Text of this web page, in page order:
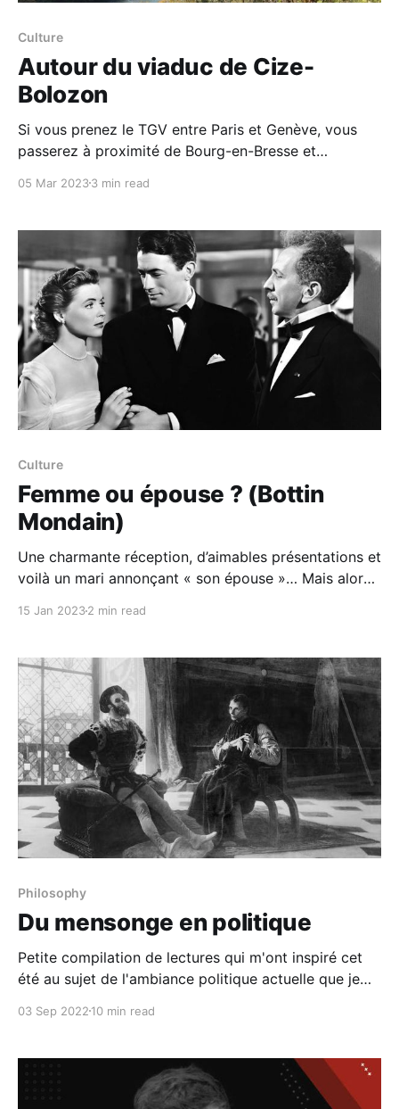
Culture
Autour du viaduc de Cize-
Bolozon
Si vous prenez le TGV entre Paris et Genève, vous
passerez à proximité de Bourg-en-Bresse et
fait banal, à moins que vous ne jetiez un coup d'œil
05 Mar 20233 min read
Culture
Femme ou épouse ? (Bottin
Mondain)
Une charmante réception, d’aimables présentations et
voilà un mari annonçant « son épouse »… Mais alors,
française. Voici sa réponse. L’un de
15 Jan 20232 min read
Philosophy
Du mensonge en politique
Petite compilation de lectures qui m'ont inspiré cet
été au sujet de l'ambiance politique actuelle que je
sentent-ils obligés de mentir ? (Luca Cortinovis, The
entretiennent-ils à la vérité ? (…) Il apparaît aisé de
03 Sep 2022 10 min read